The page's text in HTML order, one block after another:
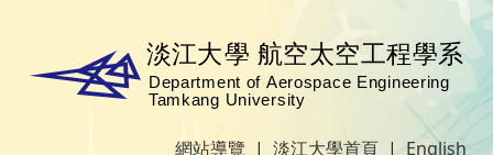
網站導覽 | 淡江大學首頁 | English